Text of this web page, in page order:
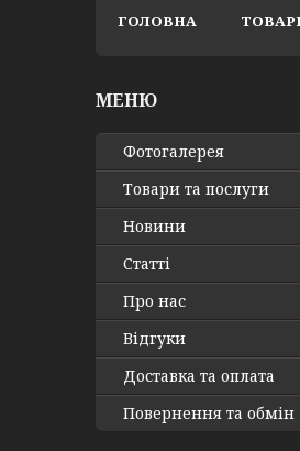
ГОЛОВНА
Фотогалерея
Товари та послуги
Новини
Статті
Про нас
Відгуки
Доставка та оплата
Повернення та обмін